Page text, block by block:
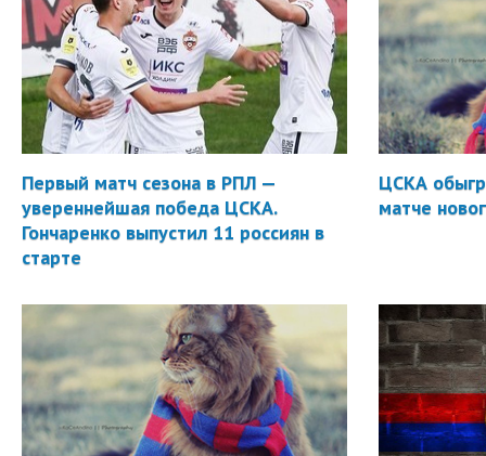
Первый матч сезона в РПЛ —
увереннейшая победа ЦСКА.
Гончаренко выпустил 11 россиян в
старте
ЦСКА
матче